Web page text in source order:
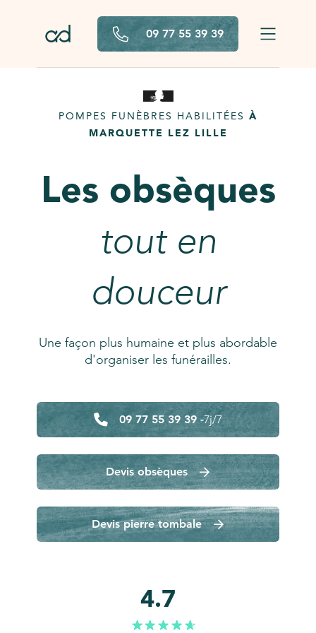
09 77 55 39 39
POMPES FUNÈBRES HABILITÉES À
MARQUETTE LEZ LILLE
Les obsèques
tout en
douceur
Une façon plus humaine et plus abordable
d'organiser les funérailles.
09 77 55 39 39 -7j/7
Devis obsèques
Devis pierre tombale
4.7